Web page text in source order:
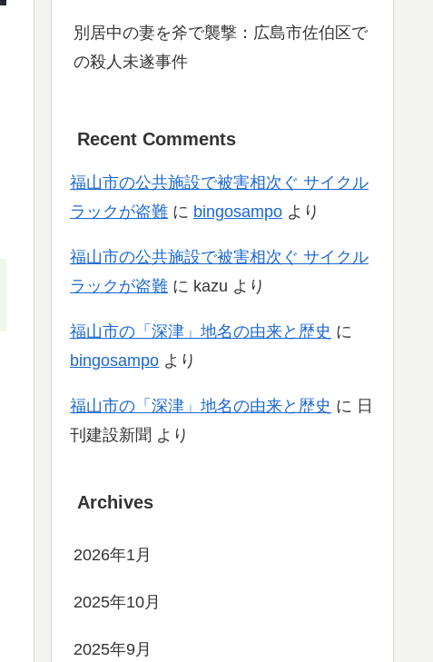
別居中の妻を斧で襲撃：広島市佐伯区で
の殺人未遂事件
Recent Comments
福山市の公共施設で被害相次ぐ サイクル
ラックが盗難 に bingosampo より
福山市の公共施設で被害相次ぐ サイクル
ラックが盗難 に kazu より
福山市の「深津」地名の由来と歴史 に
bingosampo より
福山市の「深津」地名の由来と歴史 に 日
刊建設新聞 より
Archives
2026年1月
2025年10月
2025年9月